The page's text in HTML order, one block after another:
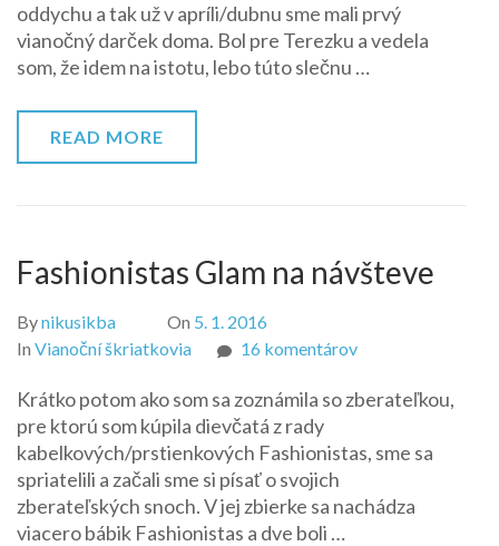
Target
Mbili
oddychu a tak už v apríli/dubnu sme mali prvý
vianočný darček doma. Bol pre Terezku a vedela
som, že idem na istotu, lebo túto slečnu …
READ MORE
Fashionistas Glam na návšteve
Bynikusikba On 5. 1. 2016
In Vianoční škriatkovia 16 komentárovna
Glam
návšteve
Krátko potom ako som sa zoznámila so zberateľkou,
pre ktorú som kúpila dievčatá z rady
kabelkových/prstienkových Fashionistas, sme sa
spriatelili a začali sme si písať o svojich
zberateľských snoch. V jej zbierke sa nachádza
viacero bábik Fashionistas a dve boli …